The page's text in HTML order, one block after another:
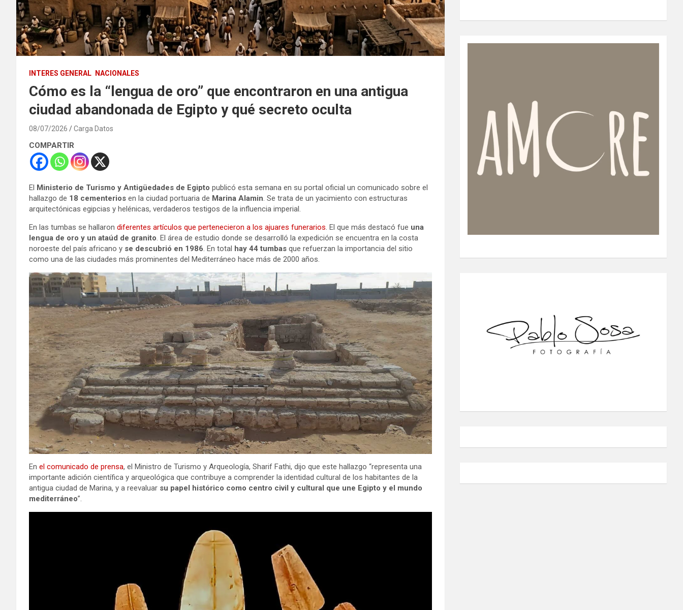
INTERES GENERAL NACIONALES
Cómo es la “lengua de oro” que encontraron en una antigua
ciudad abandonada de Egipto y qué secreto oculta
08/07/2026 Carga Datos
COMPARTIR
El Ministerio de Turismo y Antigüedades de Egipto publicó esta semana en su portal oficial un comunicado sobre el
hallazgo de 18 cementerios en la ciudad portuaria de Marina Alamin. Se trata de un yacimiento con estructuras
arquitectónicas egipcias y helénicas, verdaderos testigos de la influencia imperial.
En las tumbas se hallaron diferentes artículos que pertenecieron a los ajuares funerarios. El que más destacó fue una
lengua de oro y un ataúd de granito. El área de estudio donde se desarrolló la expedición se encuentra en la costa
noroeste del país africano y se descubrió en 1986. En total hay 44 tumbas que refuerzan la importancia del sitio
como una de las ciudades más prominentes del Mediterráneo hace más de 2000 años.
En el comunicado de prensa, el Ministro de Turismo y Arqueología, Sharif Fathi, dijo que este hallazgo “representa una
importante adición científica y arqueológica que contribuye a comprender la identidad cultural de los habitantes de la
antigua ciudad de Marina, y a reevaluar su papel histórico como centro civil y cultural que une Egipto y el mundo
mediterráneo”.